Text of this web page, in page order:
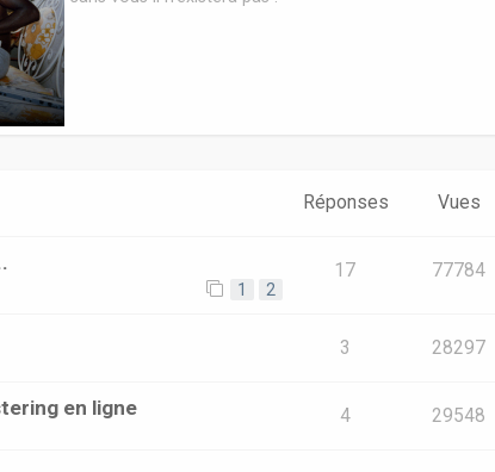
Réponses Vues
1 2
17 77784
3 28297
en ligne 4 29548